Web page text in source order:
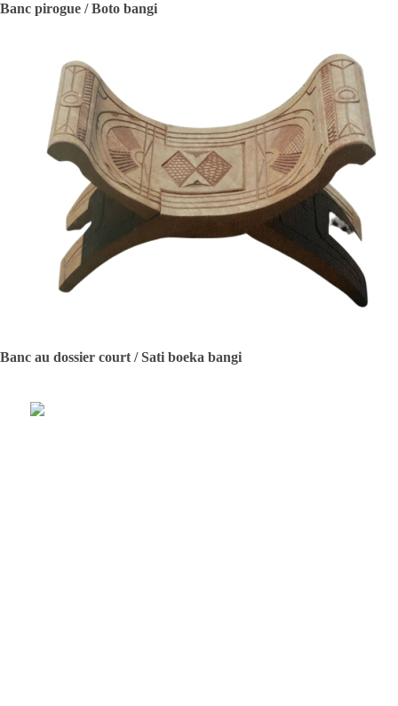
Banc pirogue / Boto bangi
Banc au dossier court / Sati boeka bangi